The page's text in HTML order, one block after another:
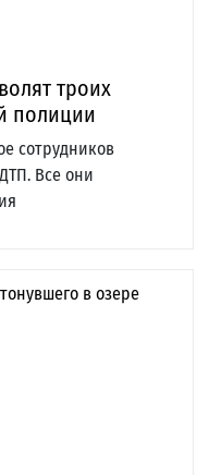
троих
полиции
сотрудников
Все они